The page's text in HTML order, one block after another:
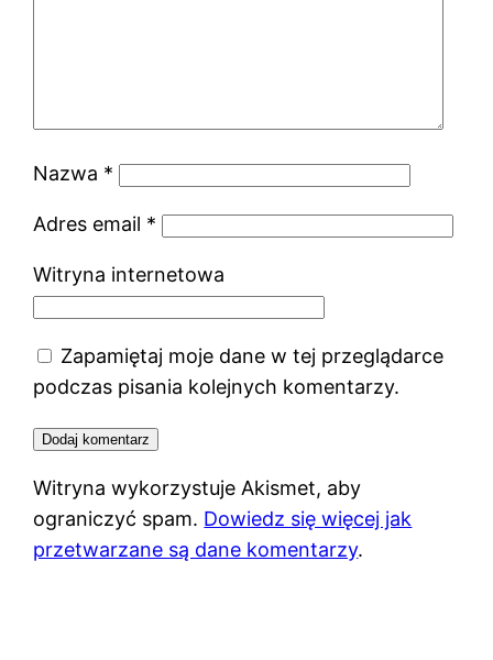
Nazwa *
Adres email *
Witryna internetowa
Zapamiętaj moje dane w tej przeglądarce
podczas pisania kolejnych komentarzy.
Witryna wykorzystuje Akismet, aby
ograniczyć spam. Dowiedz się więcej jak
przetwarzane są dane komentarzy.